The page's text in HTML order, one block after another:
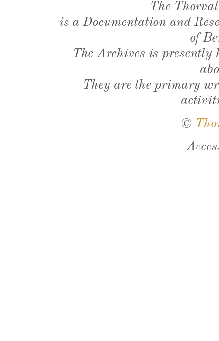
The
is a Documentation and
of
The Archives is presently
They are the primary
©